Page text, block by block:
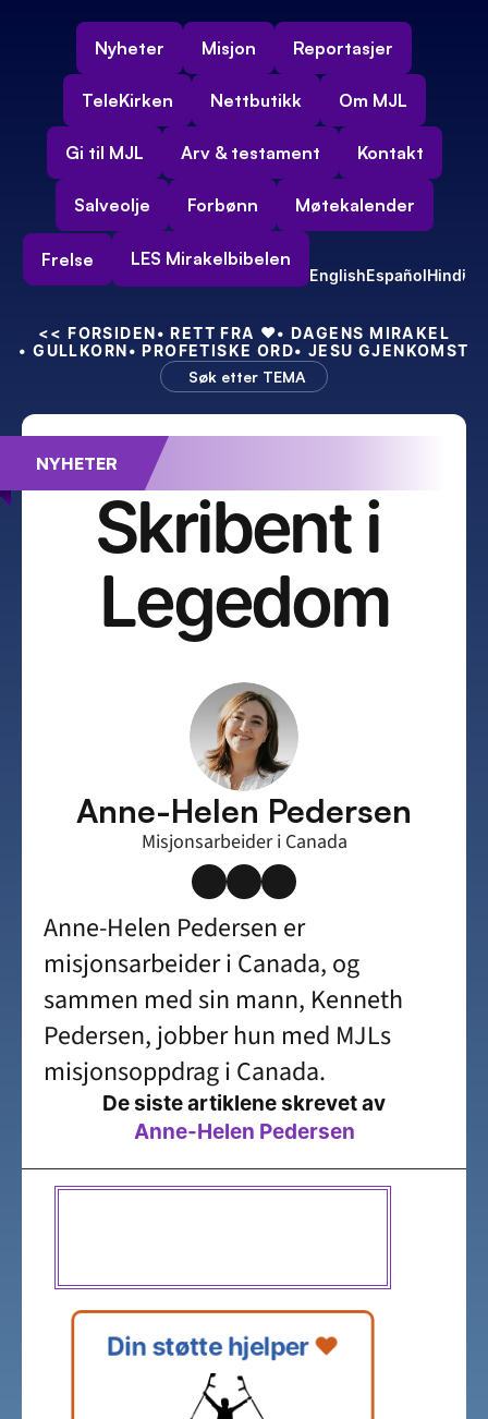
Nyheter Misjon Reportasjer
TeleKirken Nettbutikk Om MJL
Gi til MJL Arv & testament Kontakt
Salveolje Forbønn Møtekalender
Frelse LES Mirakelbibelen
EnglishEspañolHindi
<< FORSIDEN• RETT FRA ❤️• DAGENS MIRAKEL
• GULLKORN• PROFETISKE ORD• JESU GJENKOMST
Søk etter TEMA
Feiret 55-års bryllupsdag – med kraft!
NYHETER
Skribent i
Legedom
Anne-Helen Pedersen
Misjonsarbeider i Canada
Anne-Helen Pedersen er
misjonsarbeider i Canada, og
sammen med sin mann, Kenneth
Pedersen, jobber hun med MJLs
misjonsoppdrag i Canada.
De siste artiklene skrevet av
Anne-Helen Pedersen
Din støtte hjelper ❤️